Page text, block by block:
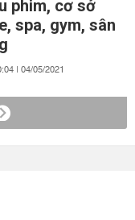
phim, cơ sở
spa, gym, sân
| 04/05/2021